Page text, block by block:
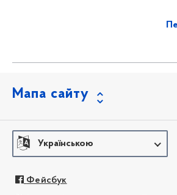
Мапа сайту
Українською
Фейсбук